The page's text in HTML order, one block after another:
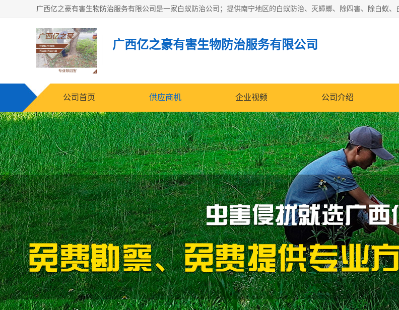
广西亿之豪有害生物防治服务有限公司
公司首页 供应商机 企业视频 公司介绍